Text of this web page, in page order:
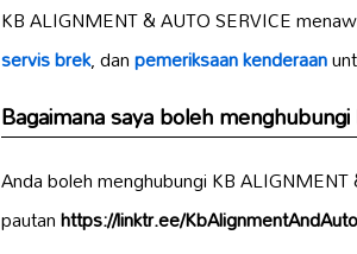
KB ALIGNMENT & AUTO SERVICE
servis brek, danpemeriksaan kenderaan
Bagaimana saya boleh
Anda boleh menghubungi KB
pautanhttps://linktr.ee/